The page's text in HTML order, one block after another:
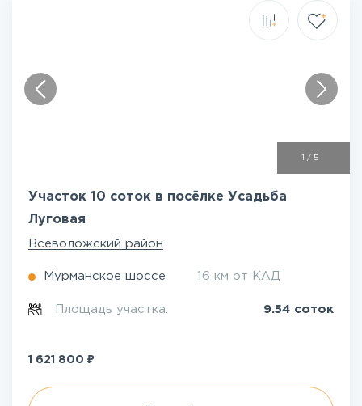
/ 5
Участок 10 соток в посёлке Усадьба
Луговая
Всеволожский район
Мурманское шоссе 16 км от КАД
Площадь участка: 9.54 соток
1 621 800 ₽